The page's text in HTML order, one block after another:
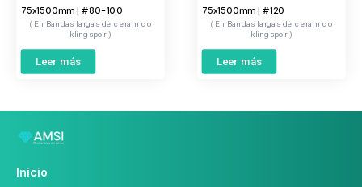
75x1500mm | #80-100
Bandas largas de ceramico
klingspor
Leer más
75x1500mm | #120
Bandas largas de ceramico
klingspor
Leer más
Inicio